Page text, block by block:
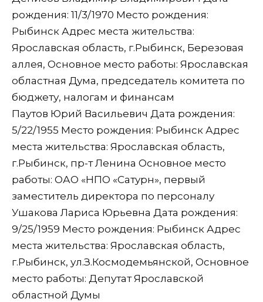
рождения: 11/3/1970 Место рождения:
Рыбинск Адрес места жительства:
Ярославская область, г.Рыбинск, Березовая
аллея, Основное место работы: Ярославская
областная Дума, председатель комитета по
бюджету, налогам и финансам
Паутов Юрий Васильевич Дата рождения:
5/22/1955 Место рождения: Рыбинск Адрес
места жительства: Ярославская область,
г.Рыбинск, пр-т Ленина Основное место
работы: ОАО «НПО «Сатурн», первый
заместитель директора по персоналу
Ушакова Лариса Юрьевна Дата рождения:
9/25/1959 Место рождения: Рыбинск Адрес
места жительства: Ярославская область,
г.Рыбинск, ул.З.Космодемьянской, Основное
место работы: Депутат Ярославской
областной Думы